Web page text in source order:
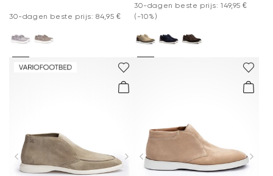
30-dagen beste prijs: 84,95 €
30-dagen beste prijs: 149,95 €
(-10%)